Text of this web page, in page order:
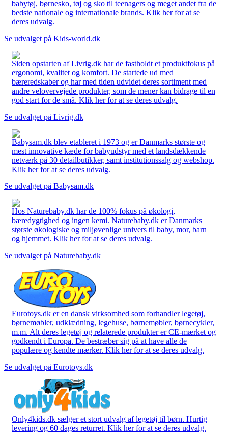
babytøj, børnesko, tøj og sko til teenagers og meget andet fra de
bedste nationale og internationale brands. Klik her for at se
deres udvalg.
Se udvalget på Kids-world.dk
Siden opstarten af Livrig.dk har de fastholdt et produktfokus på
ergonomi, kvalitet og komfort. De startede ud med
bæreredskaber og har med tiden udvidet deres sortiment med
andre velovervejede produkter, som de mener kan bidrage til en
god start for de små. Klik her for at se deres udvalg.
Se udvalget på Livrig.dk
Babysam.dk blev etableret i 1973 og er Danmarks største og
mest innovative kæde for babyudstyr med et landsdækkende
netværk på 30 detailbutikker, samt institutionssalg og webshop.
Klik her for at se deres udvalg.
Se udvalget på Babysam.dk
Hos Naturebaby.dk har de 100% fokus på økologi,
bæredygtighed og ingen kemi. Naturebaby.dk er Danmarks
største økologiske og miljøvenlige univers til baby, mor, barn
og hjemmet. Klik her for at se deres udvalg.
Se udvalget på Naturebaby.dk
Eurotoys.dk er en dansk virksomhed som forhandler legetøj,
børnemøbler, udklædning, legehuse, børnemøbler, børnecykler,
m.m. Alt deres legetøj og relaterede produkter er CE-mærket og
godkendt i Europa. De bestræber sig på at have alle de
populære og kendte mærker. Klik her for at se deres udvalg.
Se udvalget på Eurotoys.dk
Only4kids.dk sælger et stort udvalg af legetøj til børn. Hurtig
levering og 60 dages returret. Klik her for at se deres udvalg.